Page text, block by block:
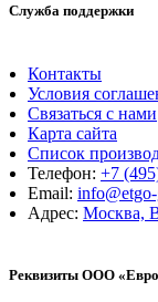
Служба поддержки
Контакты
Условия
Связаться с нами
Карта сайта
Список
Телефон: +7
Email:
Адрес: Москва,
Реквизиты ООО